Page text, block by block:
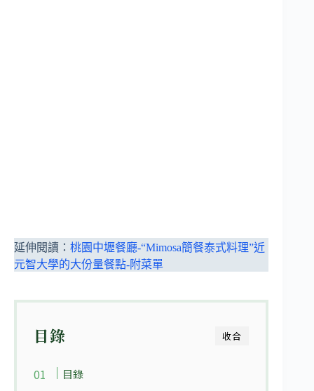
延伸閱讀： 桃園中壢餐廳-“Mimosa簡餐泰式料理”近
元智大學的大份量餐點-附菜單
收合
目錄
目錄